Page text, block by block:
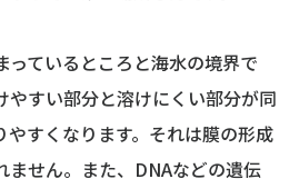
っているところと海水の境界で
やすい部分と溶けにくい部分が同
やすくなります。それは膜の形成
ません。また、DNAなどの遺伝